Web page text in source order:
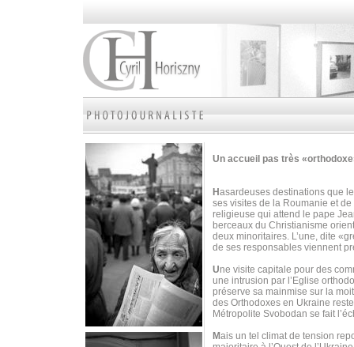
Un accueil pas très
H asardeuses destinations que
ses visites de la Roumanie et
religieuse qui attend le pape
berceaux du Christianisme
deux minoritaires. L’une, dite
de ses responsables viennent
Une visite capitale pour des
une intrusion par l’Eglise
préserve sa mainmise sur la
des Orthodoxes en Ukraine
Métropolite Svobodan se fait
Mais un tel climat de tension